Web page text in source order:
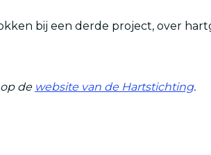
bij een derde project, over
de website van de Hartstichting.